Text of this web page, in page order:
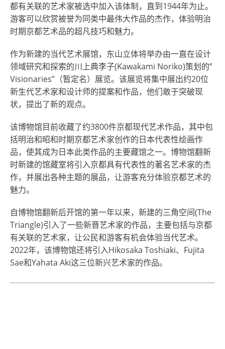
都有关联的艺术家被选中加入该体制，直到1944年为止。
游客可以欣赏被誉为同类中最伟大作品的杰作，体验明治
时期京都艺术品的超凡技巧和魅力。
作为新建的当代艺术展馆，东山立体将举办由一直在设计
领域研究和探索的川上典李子(Kawakami Noriko)策划的”
Visionaries”（暂定名）展览。该展览将集中展出约20位
新生代艺术家和设计师的提案和作品，他们敢于突破现
状，提出了新的观点。
该博物馆目前收藏了约3800件京都现代艺术作品，其中包
括明治和昭和时期京都艺术家创作的日本代表性绘画作
品，使其成为日本此类作品的主要藏馆之一。博物馆翻新
时新建的馆藏室将引入京都具有代表性的著名艺术家的杰
作，并展出各种主题的展品，让游客充分体验京都艺术的
魅力。
自博物馆翻新后开馆的第一年以来，新建的三角空间(The
Triangle)引入了一些新晋艺术家的作品，主要包括与京都
有关联的艺术家，让公民和游客有机会体验当代艺术。
2022年，该博物馆还将引入Hikosaka Toshiaki、Fujita
Sae和Yahata Aki这三位新兴艺术家的作品。